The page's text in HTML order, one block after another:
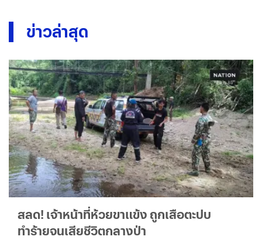
ข่าวล่าสุด
สลด! เจ้าหน้าที่ห้วยขาแข้ง ถูกเสือตะปบ
ทำร้ายจนเสียชีวิตกลางป่า